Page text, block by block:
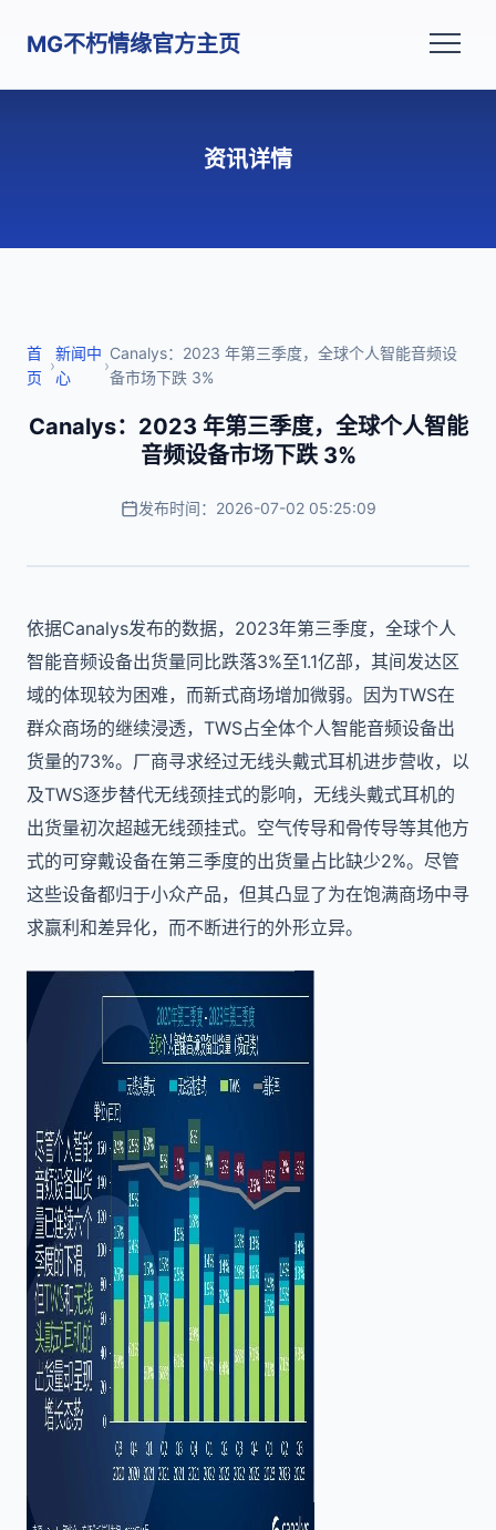
MG不朽情缘官方主页
资讯详情
首
页
›
新闻中
心
›
Canalys：2023 年第三季度，全球个人智能音频设
备市场下跌 3%
Canalys：2023 年第三季度，全球个人智能
音频设备市场下跌 3%
发布时间：2026-07-02 05:25:09
依据Canalys发布的数据，2023年第三季度，全球个人
智能音频设备出货量同比跌落3%至1.1亿部，其间发达区
域的体现较为困难，而新式商场增加微弱。因为TWS在
群众商场的继续浸透，TWS占全体个人智能音频设备出
货量的73%。厂商寻求经过无线头戴式耳机进步营收，以
及TWS逐步替代无线颈挂式的影响，无线头戴式耳机的
出货量初次超越无线颈挂式。空气传导和骨传导等其他方
式的可穿戴设备在第三季度的出货量占比缺少2%。尽管
这些设备都归于小众产品，但其凸显了为在饱满商场中寻
求赢利和差异化，而不断进行的外形立异。